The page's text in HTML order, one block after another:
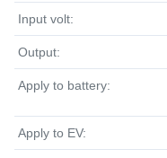
Input volt:
Output:
Apply to battery:
Apply to EV: